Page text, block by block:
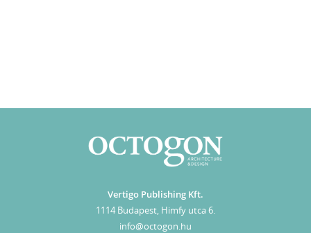
Vertigo Publishing Kft.
1114 Budapest, Himfy utca 6.
info@octogon.hu